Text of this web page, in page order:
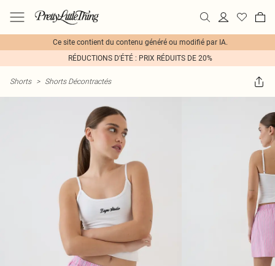
Ce site contient du contenu généré ou modifié par IA.
RÉDUCTIONS D'ÉTÉ : PRIX RÉDUITS DE 20%
Shorts > Shorts Décontractés